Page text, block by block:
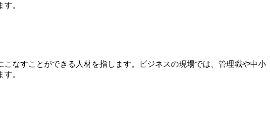
。
なすことができる人材を指します。ビジネスの現場では、管理職や中小
。